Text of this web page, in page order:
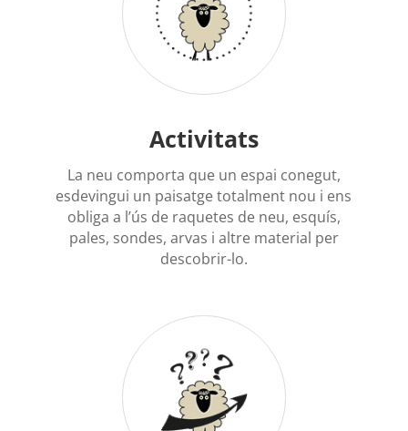
Activitats
La neu comporta que un espai conegut,
esdevingui un paisatge totalment nou i ens
obliga a l’ús de raquetes de neu, esquís,
pales, sondes, arvas i altre material per
descobrir-lo.